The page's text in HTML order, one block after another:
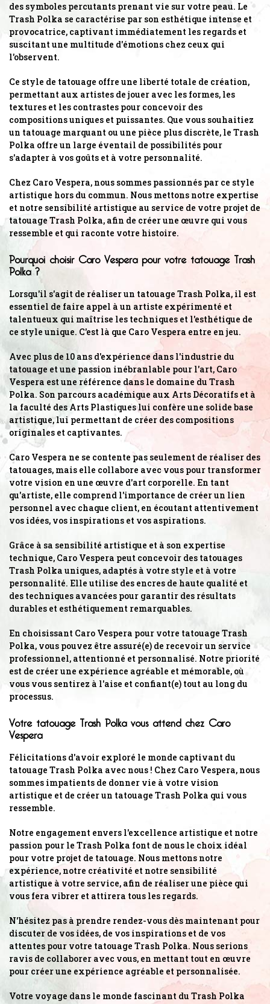
des symboles percutants prenant vie sur votre peau. Le
Trash Polka se caractérise par son esthétique intense et
provocatrice, captivant immédiatement les regards et
suscitant une multitude d'émotions chez ceux qui
l'observent.
Ce style de tatouage offre une liberté totale de création,
permettant aux artistes de jouer avec les formes, les
textures et les contrastes pour concevoir des
compositions uniques et puissantes. Que vous souhaitiez
un tatouage marquant ou une pièce plus discrète, le Trash
Polka offre un large éventail de possibilités pour
s'adapter à vos goûts et à votre personnalité.
Chez Caro Vespera, nous sommes passionnés par ce style
artistique hors du commun. Nous mettons notre expertise
et notre sensibilité artistique au service de votre projet de
tatouage Trash Polka, afin de créer une œuvre qui vous
ressemble et qui raconte votre histoire.
Pourquoi choisir Caro Vespera pour votre tatouage Trash
Polka ?
Lorsqu'il s'agit de réaliser un tatouage Trash Polka, il est
essentiel de faire appel à un artiste expérimenté et
talentueux qui maîtrise les techniques et l'esthétique de
ce style unique. C'est là que Caro Vespera entre en jeu.
Avec plus de 10 ans d'expérience dans l'industrie du
tatouage et une passion inébranlable pour l'art, Caro
Vespera est une référence dans le domaine du Trash
Polka. Son parcours académique aux Arts Décoratifs et à
la faculté des Arts Plastiques lui confère une solide base
artistique, lui permettant de créer des compositions
originales et captivantes.
Caro Vespera ne se contente pas seulement de réaliser des
tatouages, mais elle collabore avec vous pour transformer
votre vision en une œuvre d'art corporelle. En tant
qu'artiste, elle comprend l'importance de créer un lien
personnel avec chaque client, en écoutant attentivement
vos idées, vos inspirations et vos aspirations.
Grâce à sa sensibilité artistique et à son expertise
technique, Caro Vespera peut concevoir des tatouages
Trash Polka uniques, adaptés à votre style et à votre
personnalité. Elle utilise des encres de haute qualité et
des techniques avancées pour garantir des résultats
durables et esthétiquement remarquables.
En choisissant Caro Vespera pour votre tatouage Trash
Polka, vous pouvez être assuré(e) de recevoir un service
professionnel, attentionné et personnalisé. Notre priorité
est de créer une expérience agréable et mémorable, où
vous vous sentirez à l'aise et confiant(e) tout au long du
processus.
Votre tatouage Trash Polka vous attend chez Caro
Vespera
Félicitations d'avoir exploré le monde captivant du
tatouage Trash Polka avec nous ! Chez Caro Vespera, nous
sommes impatients de donner vie à votre vision
artistique et de créer un tatouage Trash Polka qui vous
ressemble.
Notre engagement envers l'excellence artistique et notre
passion pour le Trash Polka font de nous le choix idéal
pour votre projet de tatouage. Nous mettons notre
expérience, notre créativité et notre sensibilité
artistique à votre service, afin de réaliser une pièce qui
vous fera vibrer et attirera tous les regards.
N'hésitez pas à prendre rendez-vous dès maintenant pour
discuter de vos idées, de vos inspirations et de vos
attentes pour votre tatouage Trash Polka. Nous serions
ravis de collaborer avec vous, en mettant tout en œuvre
pour créer une expérience agréable et personnalisée.
Votre voyage dans le monde fascinant du Trash Polka